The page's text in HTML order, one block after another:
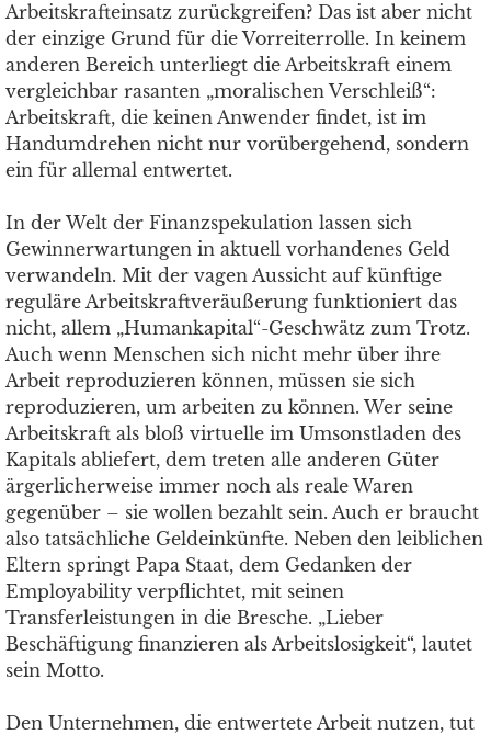
Arbeitskrafteinsatz zurückgreifen? Das ist aber nicht
der einzige Grund für die Vorreiterrolle. In keinem
anderen Bereich unterliegt die Arbeitskraft einem
vergleichbar rasanten „moralischen Verschleiß“:
Arbeitskraft, die keinen Anwender findet, ist im
Handumdrehen nicht nur vorübergehend, sondern
ein für allemal entwertet.
In der Welt der Finanzspekulation lassen sich
Gewinnerwartungen in aktuell vorhandenes Geld
verwandeln. Mit der vagen Aussicht auf künftige
reguläre Arbeitskraftveräußerung funktioniert das
nicht, allem „Humankapital“-Geschwätz zum Trotz.
Auch wenn Menschen sich nicht mehr über ihre
Arbeit reproduzieren können, müssen sie sich
reproduzieren, um arbeiten zu können. Wer seine
Arbeitskraft als bloß virtuelle im Umsonstladen des
Kapitals abliefert, dem treten alle anderen Güter
ärgerlicherweise immer noch als reale Waren
gegenüber – sie wollen bezahlt sein. Auch er braucht
also tatsächliche Geldeinkünfte. Neben den leiblichen
Eltern springt Papa Staat, dem Gedanken der
Employability verpflichtet, mit seinen
Transferleistungen in die Bresche. „Lieber
Beschäftigung finanzieren als Arbeitslosigkeit“, lautet
sein Motto.
Den Unternehmen, die entwertete Arbeit nutzen, tut